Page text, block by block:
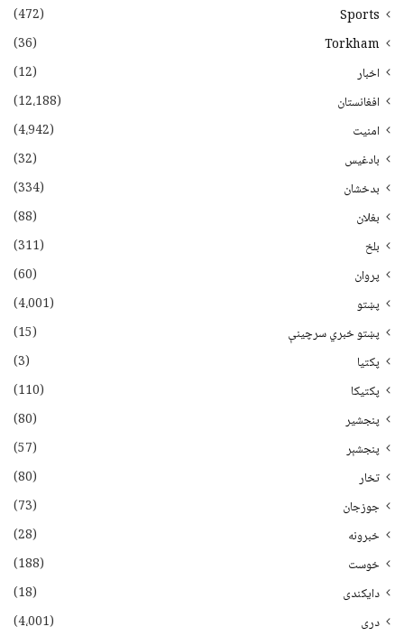
Sports
(472)
Torkham
(36)
اخبار
(12)
افغانستان
(12،188)
امنیت
(4،942)
بادغیس
(32)
بدخشان
(334)
بغلان
(88)
بلخ
(311)
پروان
(60)
پښتو
(4،001)
پښتو خبري سرچينې
(15)
پکتيا
(3)
پکتیکا
(110)
پنجشیر
(80)
پنجشېر
(57)
تخار
(80)
جوزجان
(73)
خبرونه
(28)
خوست
(188)
دایکندی
(18)
دری
(4،001)